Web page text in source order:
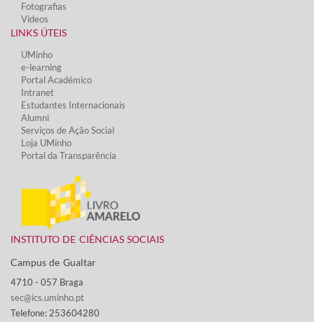
Fotografias
Vídeos​
LINKS ÚTEIS​
UMinho
e-learning
Portal Académico
Intranet
Estudantes Inter​​nacionais
Alumni
Serviços de Ação Social​
Loja UMinho
Portal da Transparência
INSTITUTO DE CIÊNCIAS SOCIAIS
Campus de Gualtar ​
4710 - ​057 Braga
sec@ics.uminho.pt
Telefone: 253604280